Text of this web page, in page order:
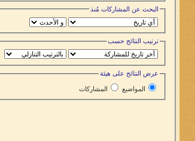
البحث عن المشاركات مُنذ
ترتيب النتائج حسب
عرض النتائج على هيئة
المواضيع المشاركات